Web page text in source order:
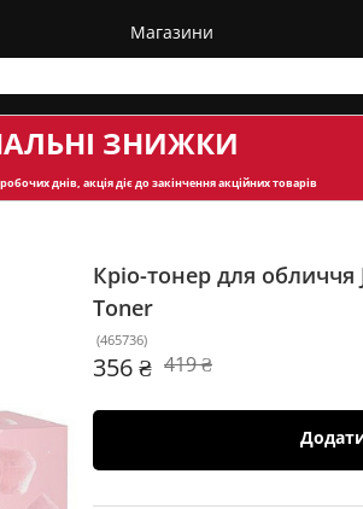
Магазини
ЗНИЖКИ
днів, акція діє до закінчення акційних товарів
Кріо-тонер для
Toner
(465736)
356 ₴ 419 ₴